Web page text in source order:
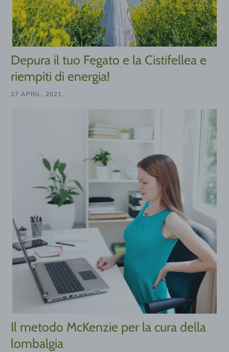
Depura il tuo Fegato e la Cistifellea e
riempiti di energia!
27 APRIL, 2021
Il metodo McKenzie per la cura della
lombalgia